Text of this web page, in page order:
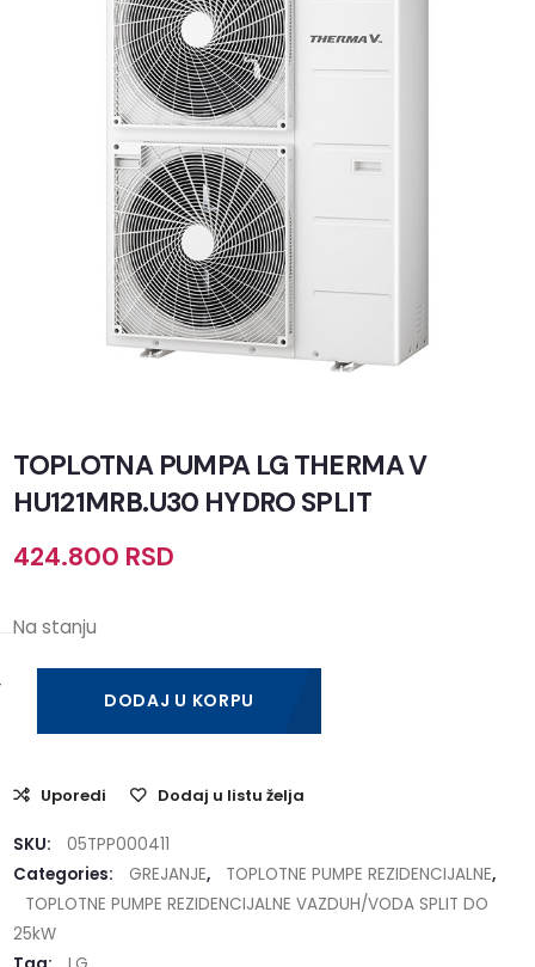
TOPLOTNA PUMPA LG THERMA V
HU121MRB.U30 HYDRO SPLIT
424.800 RSD
Na stanju
DODAJ U KORPU
Uporedi Dodaj u listu želja
SKU:
05TPP000411
Categories:
GREJANJE, TOPLOTNE PUMPE REZIDENCIJALNE,
TOPLOTNE PUMPE REZIDENCIJALNE VAZDUH/VODA SPLIT DO
25kW